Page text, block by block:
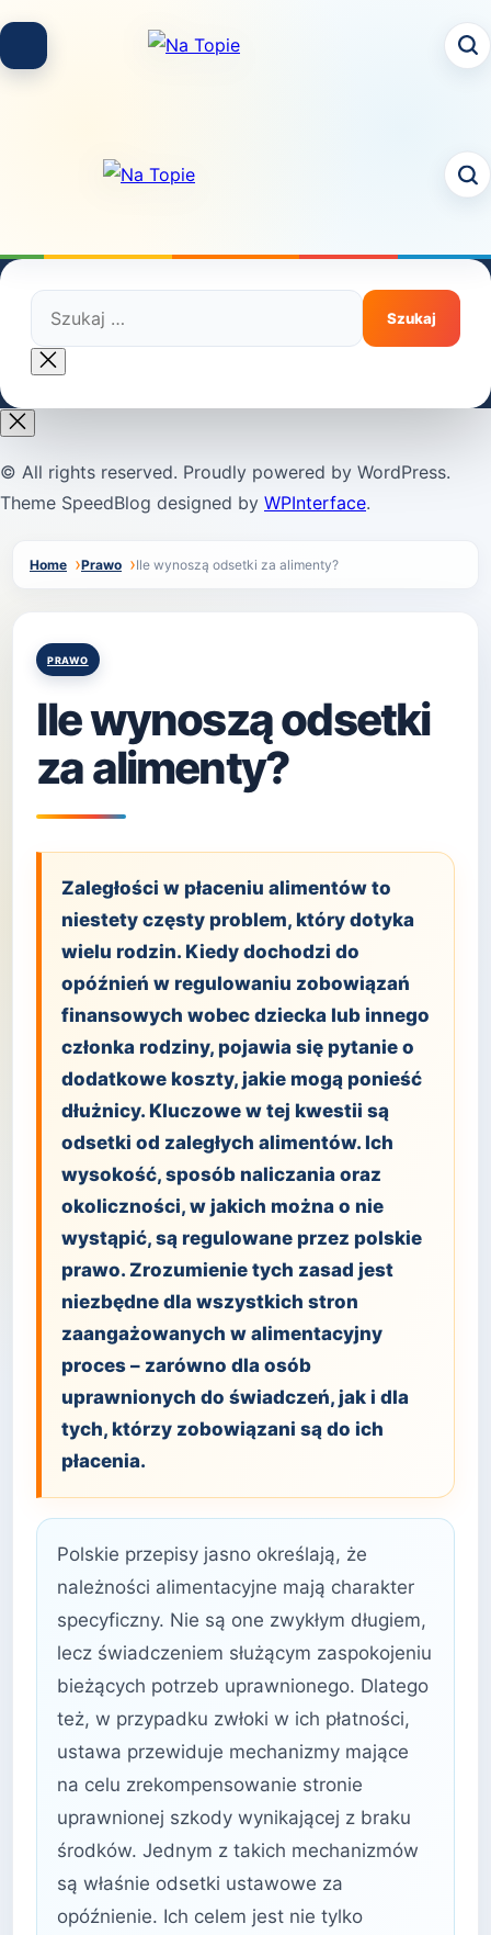
content
Szukaj:
Close
search
© All rights reserved. Proudly powered by WordPress.
Theme SpeedBlog designed by WPInterface.
Home Prawo Ile wynoszą odsetki za alimenty?
Posted
PRAWO
Ile wynoszą odsetki
za alimenty?
Zaległości w płaceniu alimentów to
niestety częsty problem, który dotyka
wielu rodzin. Kiedy dochodzi do
opóźnień w regulowaniu zobowiązań
finansowych wobec dziecka lub innego
członka rodziny, pojawia się pytanie o
dodatkowe koszty, jakie mogą ponieść
dłużnicy. Kluczowe w tej kwestii są
odsetki od zaległych alimentów. Ich
wysokość, sposób naliczania oraz
okoliczności, w jakich można o nie
wystąpić, są regulowane przez polskie
prawo. Zrozumienie tych zasad jest
niezbędne dla wszystkich stron
zaangażowanych w alimentacyjny
proces – zarówno dla osób
uprawnionych do świadczeń, jak i dla
tych, którzy zobowiązani są do ich
płacenia.
Polskie przepisy jasno określają, że
należności alimentacyjne mają charakter
specyficzny. Nie są one zwykłym długiem,
lecz świadczeniem służącym zaspokojeniu
bieżących potrzeb uprawnionego. Dlatego
też, w przypadku zwłoki w ich płatności,
ustawa przewiduje mechanizmy mające
na celu zrekompensowanie stronie
uprawnionej szkody wynikającej z braku
środków. Jednym z takich mechanizmów
są właśnie odsetki ustawowe za
opóźnienie. Ich celem jest nie tylko